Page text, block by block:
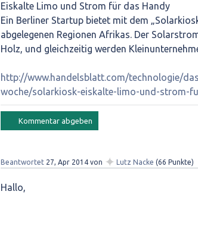
Eiskalte Limo und Strom für das Handy
Ein Berliner Startup bietet mit dem
abgelegenen Regionen Afrikas. Der
Holz, und gleichzeitig werden
http://www.handelsblatt.com/technologie/
woche/solarkiosk-eiskalte-limo-und-strom-
Beantwortet 27, Apr 2014 von ✦ Lutz Nacke (66 Punkte)
Hallo,